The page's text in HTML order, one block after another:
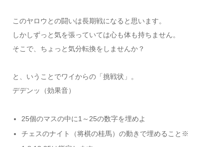
このヤロウとの闘いは長期戦になると思います。
しかしずっと気を張っていては心も体も持ちません。
そこで、ちょっと気分転換をしませんか？
と、いうことでワイからの「挑戦状」。
デデンッ（効果音）
25個のマスの中に1～25の数字を埋めよ
チェスのナイト（将棋の桂馬）の動きで埋めること※